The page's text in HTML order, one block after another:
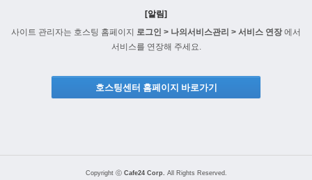
[알림]
사이트 관리자는 호스팅 홈페이지 로그인 > 나의서비스관리 > 서비스 연장에서
서비스를 연장해 주세요.
호스팅센터 홈페이지 바로가기
Copyright ⓒ Cafe24 Corp. All Rights Reserved.